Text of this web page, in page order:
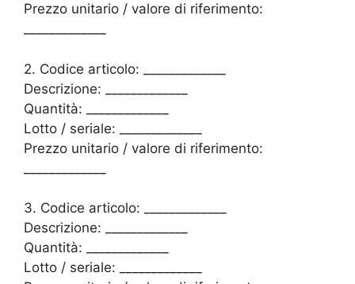
Prezzo unitario / valore di riferimento:
2. Codice articolo: _____________
Descrizione: _____________
Quantità: _____________
Lotto / seriale: _____________
Prezzo unitario / valore di riferimento:
3. Codice articolo: _____________
Descrizione: _____________
Quantità: _____________
Lotto / seriale: _____________